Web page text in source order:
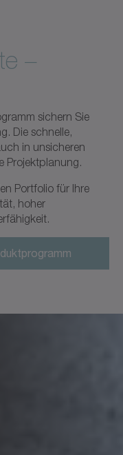
–
sichern Sie
Die schnelle,
in unsicheren
Projektplanung.
Portfolio für Ihre
hoher